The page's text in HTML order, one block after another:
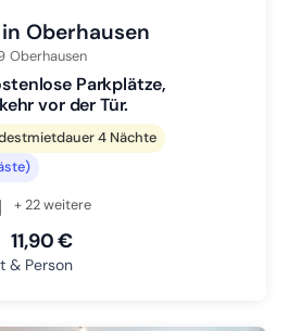
Oberhausen
Oberhausen
Parkplätze,
vor der Tür.
4 Nächte
+ 22 weitere
11,90 €
& Person